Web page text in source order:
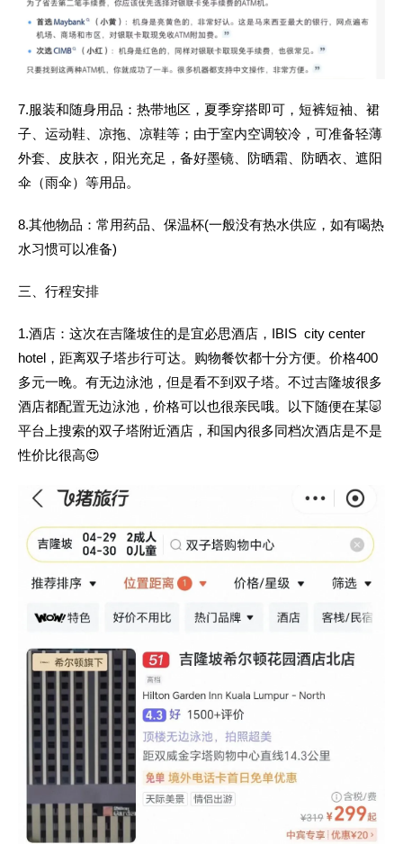
7.服装和随身用品 ：热带地区，夏季穿搭即可，短裤短袖、裙
子、运动鞋、凉拖、凉鞋等；由于室内空调较冷，可准备轻薄
外套、皮肤衣，阳光充足，备好墨镜、防晒霜、防晒衣、遮阳
伞（雨伞）等用品。
8.其他物品 ：常用药品、保温杯(一般没有热水供应，如有喝热
水习惯可以准备)
三、行程安排
1.酒店： 这次在吉隆坡住的是宜必思酒店， IBIS city center
hotel，距离双子塔步行可达。购物餐饮都十分方便。价格400
多元一晚。有无边泳池，但是看不到双子塔。不过吉隆坡很多
酒店都配置无边泳池，价格可以也很亲民哦。以下随便在某🐷
平台上搜索的双子塔附近酒店，和国内很多同档次酒店是不是
性价比很高😍